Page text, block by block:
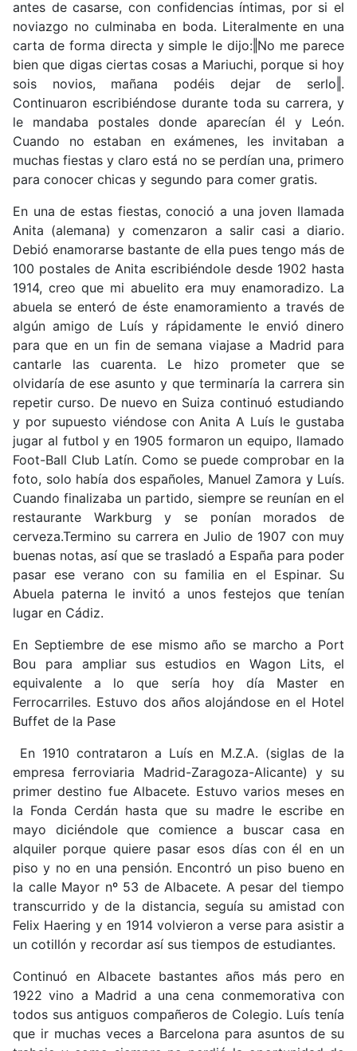
antes de casarse, con confidencias íntimas, por si el
noviazgo no culminaba en boda. Literalmente en una
carta de forma directa y simple le dijo:‖No me parece
bien que digas ciertas cosas a Mariuchi, porque si hoy
sois novios, mañana podéis dejar de serlo‖.
Continuaron escribiéndose durante toda su carrera, y
le mandaba postales donde aparecían él y León.
Cuando no estaban en exámenes, les invitaban a
muchas fiestas y claro está no se perdían una, primero
para conocer chicas y segundo para comer gratis.
En una de estas fiestas, conoció a una joven llamada
Anita (alemana) y comenzaron a salir casi a diario.
Debió enamorarse bastante de ella pues tengo más de
100 postales de Anita escribiéndole desde 1902 hasta
1914, creo que mi abuelito era muy enamoradizo. La
abuela se enteró de éste enamoramiento a través de
algún amigo de Luís y rápidamente le envió dinero
para que en un fin de semana viajase a Madrid para
cantarle las cuarenta. Le hizo prometer que se
olvidaría de ese asunto y que terminaría la carrera sin
repetir curso. De nuevo en Suiza continuó estudiando
y por supuesto viéndose con Anita A Luís le gustaba
jugar al futbol y en 1905 formaron un equipo, llamado
Foot-Ball Club Latín. Como se puede comprobar en la
foto, solo había dos españoles, Manuel Zamora y Luís.
Cuando finalizaba un partido, siempre se reunían en el
restaurante Warkburg y se ponían morados de
cerveza.Termino su carrera en Julio de 1907 con muy
buenas notas, así que se trasladó a España para poder
pasar ese verano con su familia en el Espinar. Su
Abuela paterna le invitó a unos festejos que tenían
lugar en Cádiz.
En Septiembre de ese mismo año se marcho a Port
Bou para ampliar sus estudios en Wagon Lits, el
equivalente a lo que sería hoy día Master en
Ferrocarriles. Estuvo dos años alojándose en el Hotel
Buffet de la Pase
En 1910 contrataron a Luís en M.Z.A. (siglas de la
empresa ferroviaria Madrid-Zaragoza-Alicante) y su
primer destino fue Albacete. Estuvo varios meses en
la Fonda Cerdán hasta que su madre le escribe en
mayo diciéndole que comience a buscar casa en
alquiler porque quiere pasar esos días con él en un
piso y no en una pensión. Encontró un piso bueno en
la calle Mayor nº 53 de Albacete. A pesar del tiempo
transcurrido y de la distancia, seguía su amistad con
Felix Haering y en 1914 volvieron a verse para asistir a
un cotillón y recordar así sus tiempos de estudiantes.
Continuó en Albacete bastantes años más pero en
1922 vino a Madrid a una cena conmemorativa con
todos sus antiguos compañeros de Colegio. Luís tenía
que ir muchas veces a Barcelona para asuntos de su